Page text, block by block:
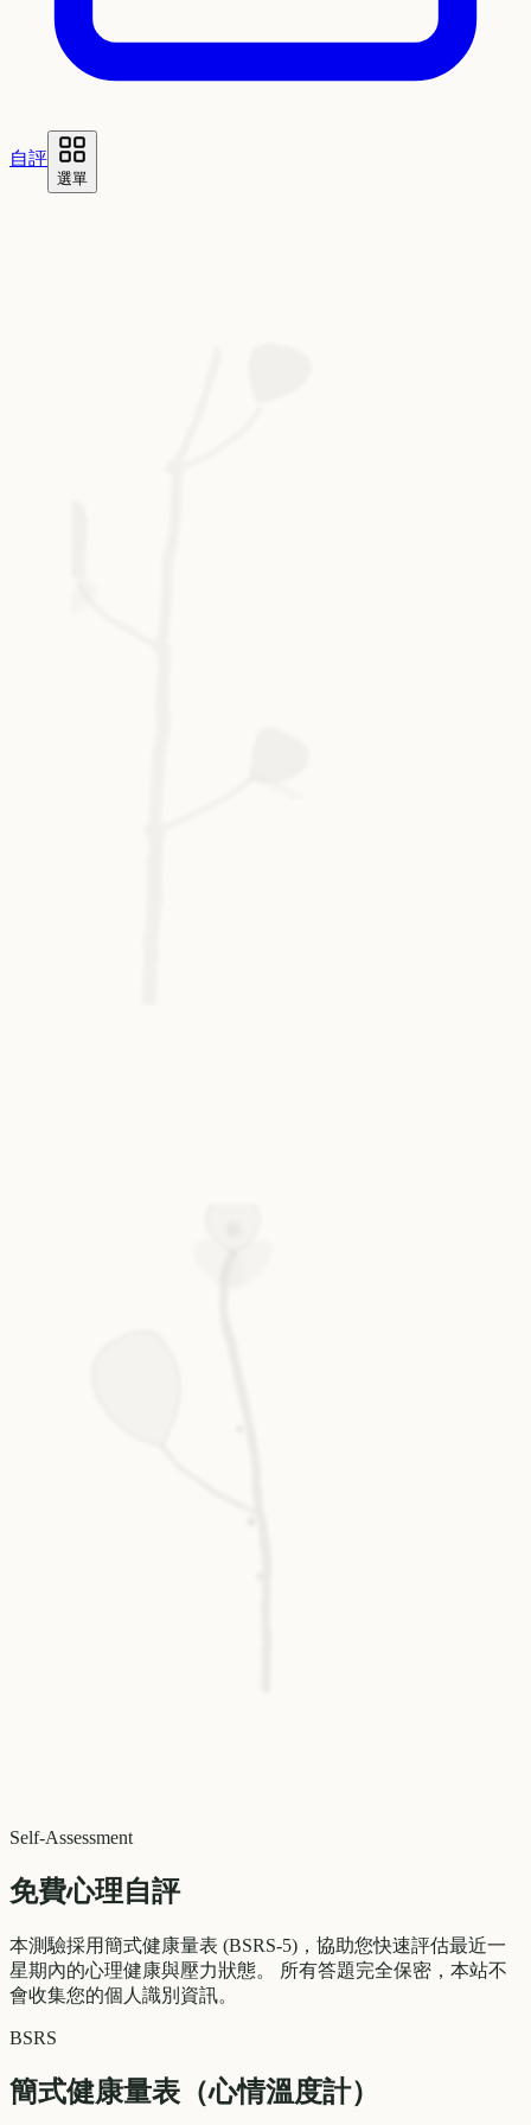
自評
選單
Self-Assessment
免費心理自評
本測驗採用簡式健康量表 (BSRS-5)，協助您快速評估最近一
星期內的心理健康與壓力狀態。 所有答題完全保密，本站不
會收集您的個人識別資訊。
BSRS
簡式健康量表（心情溫度計）